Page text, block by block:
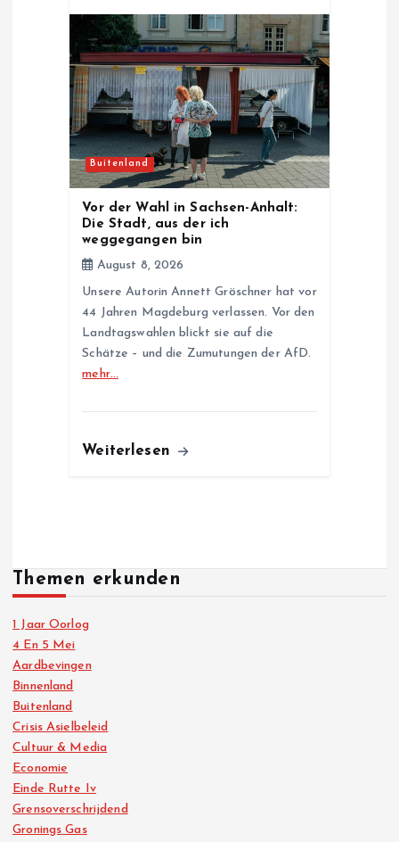
Buitenland
Vor der Wahl in Sachsen-Anhalt:
Die Stadt, aus der ich
weggegangen bin
August 8, 2026
Unsere Autorin Annett Gröschner hat vor
44 Jahren Magdeburg verlassen. Vor den
Landtagswahlen blickt sie auf die
Schätze – und die Zumutungen der AfD.
mehr…
Weiterlesen
Themen erkunden
1 Jaar Oorlog
4 En 5 Mei
Aardbevingen
Binnenland
Buitenland
Crisis Asielbeleid
Cultuur & Media
Economie
Einde Rutte Iv
Grensoverschrijdend
Gronings Gas